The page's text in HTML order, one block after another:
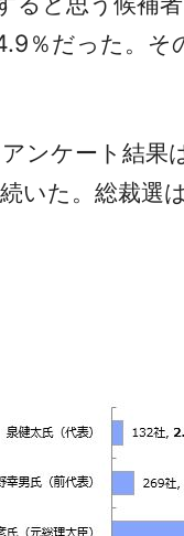
％だった。そ
ンケート結果
た。総裁選